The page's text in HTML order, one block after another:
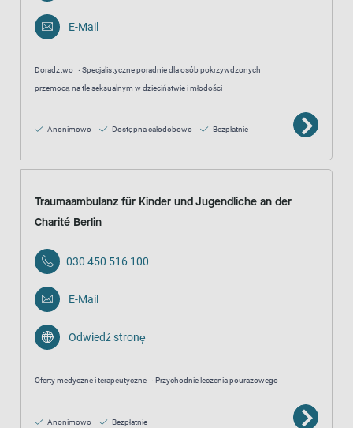
E-Mail
Doradztwo
Specjalistyczne poradnie dla osób pokrzywdzonych
przemocą na tle seksualnym w dzieciństwie i młodości
Anonimowo Dostępna całodobowo Bezpłatnie
Traumaambulanz für Kinder und Jugendliche an der
Charité Berlin
030 450 516 100
E-Mail
Odwiedź stronę
Oferty medyczne i terapeutyczne Przychodnie leczenia pourazowego
Anonimowo Bezpłatnie